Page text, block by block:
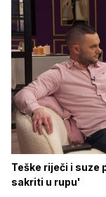
Teške riječi i suze
sakriti u rupu'